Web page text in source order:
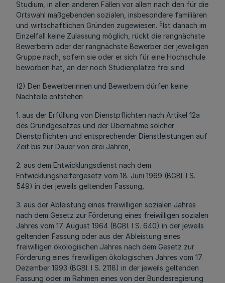
Studium, in allen anderen Fällen vor allem nach den für die
Ortswahl maßgebenden sozialen, insbesondere familiären
und wirtschaftlichen Gründen zugewiesen. 5Ist danach im
Einzelfall keine Zulassung möglich, rückt die rangnächste
Bewerberin oder der rangnächste Bewerber der jeweiligen
Gruppe nach, sofern sie oder er sich für eine Hochschule
beworben hat, an der noch Studienplätze frei sind.
(2) Den Bewerberinnen und Bewerbern dürfen keine
Nachteile entstehen
1. aus der Erfüllung von Dienstpflichten nach Artikel 12a
des Grundgesetzes und der Übernahme solcher
Dienstpflichten und entsprechender Dienstleistungen auf
Zeit bis zur Dauer von drei Jahren,
2. aus dem Entwicklungsdienst nach dem
Entwicklungshelfergesetz vom 18. Juni 1969 (BGBl. I S.
549) in der jeweils geltenden Fassung,
3. aus der Ableistung eines freiwilligen sozialen Jahres
nach dem Gesetz zur Förderung eines freiwilligen sozialen
Jahres vom 17. August 1964 (BGBl. I S. 640) in der jeweils
geltenden Fassung oder aus der Ableistung eines
freiwilligen ökologischen Jahres nach dem Gesetz zur
Förderung eines freiwilligen ökologischen Jahres vom 17.
Dezember 1993 (BGBl. I S. 2118) in der jeweils geltenden
Fassung oder im Rahmen eines von der Bundesregierung